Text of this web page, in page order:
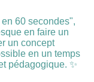
60 secondes",
en faire un
un concept
en un temps
pédagogique. ✨